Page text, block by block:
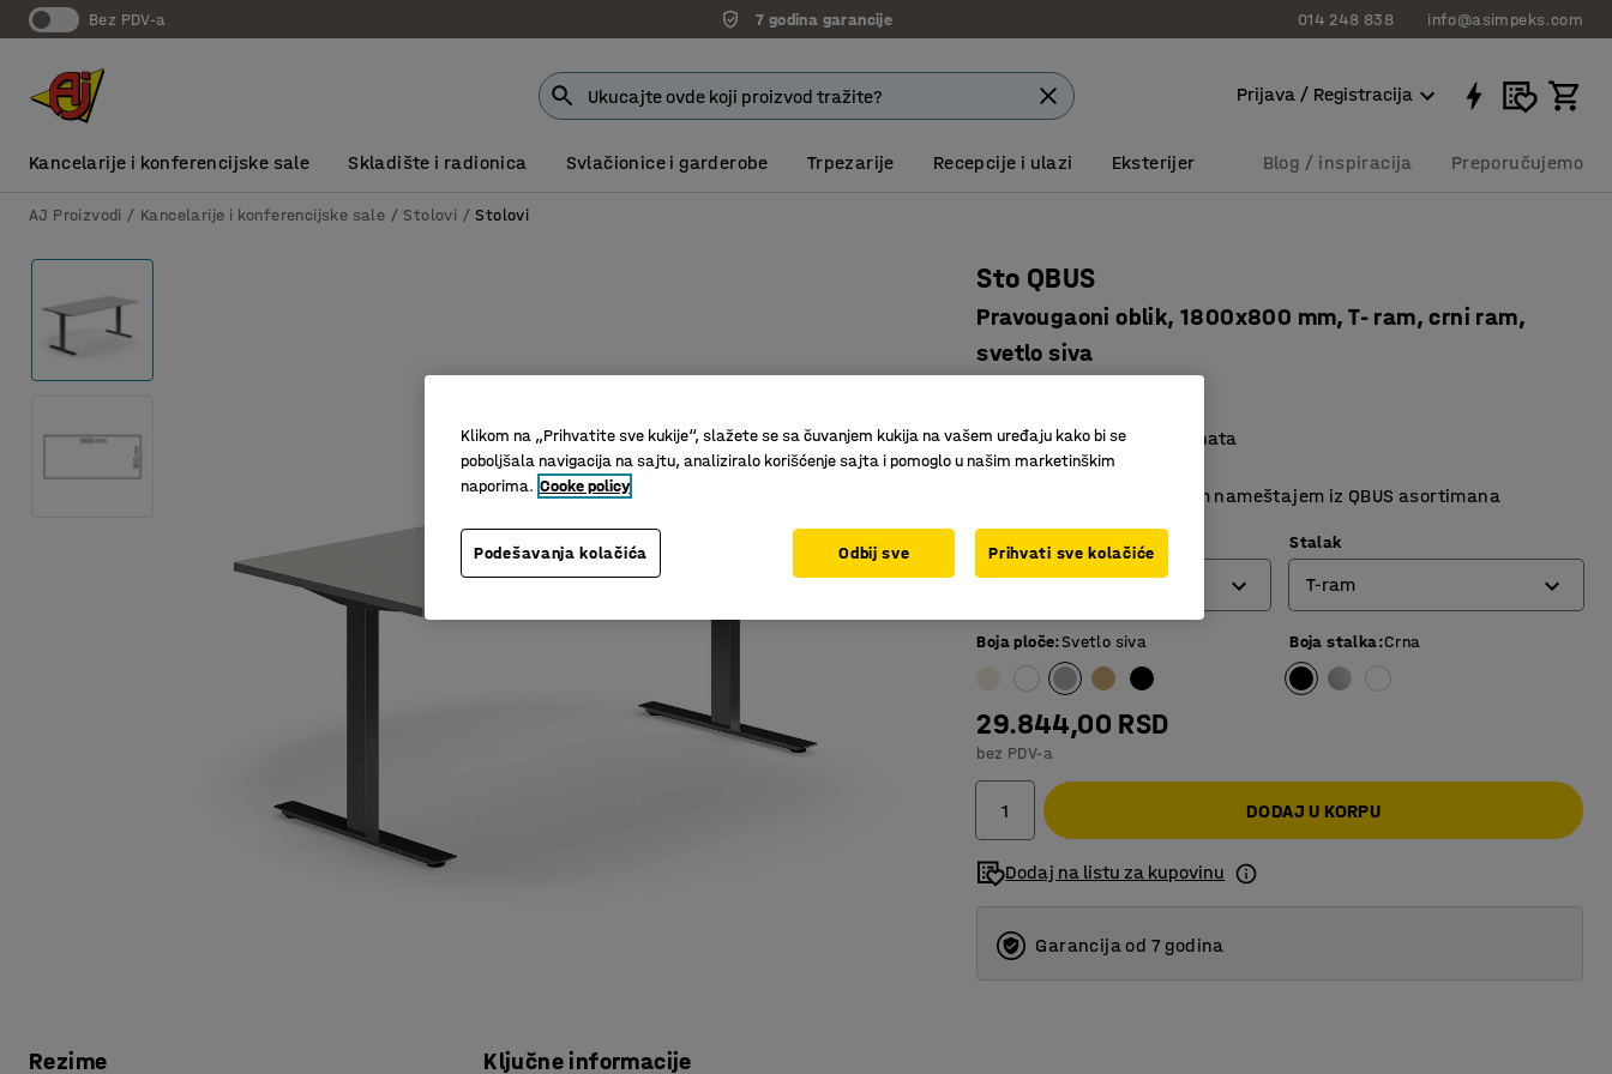
bez PDV-a 7 godina garancije 014 248 838 info@asimpeks.com
Prijava / Registracija
Kancelarije i konferencijske sale Skladište i radionica Svlačionice i garderobe Trpezarije Recepcije i ulazi Eksterijer Blog / inspiracija Preporučujemo
AJ Proizvodi Kancelarije i konferencijske sale Stolovi Stolovi
Rezime Ključne informacije
Sto QBUS
Pravougaoni oblik, 1800x800 mm, T- ram, crni ram,
svetlo siva
Izdržljiva površina laminata
Stilizovan dizajn
Dobro se slaže sa drugim nameštajem iz QBUS asortimana
Dužina (mm)
1800
800
1400
1600
1800
Stalak
T-ram
O-ram
Postolje sa 4 nogare
Boja ploče:Svetlo siva Boja stalka:Crna
29.844,00 RSD
bez PDV-a
DODAJ U KORPU
Dodaj na listu za kupovinu
Garancija od 7 godina
Klikom na „Prihvatite sve kukije“, slažete se sa čuvanjem kukija na vašem uređaju kako bi se
poboljšala navigacija na sajtu, analiziralo korišćenje sajta i pomoglo u našim marketinškim
naporima. Cooke policy
Podešavanja kolačića Odbij sve Prihvati sve kolačiće